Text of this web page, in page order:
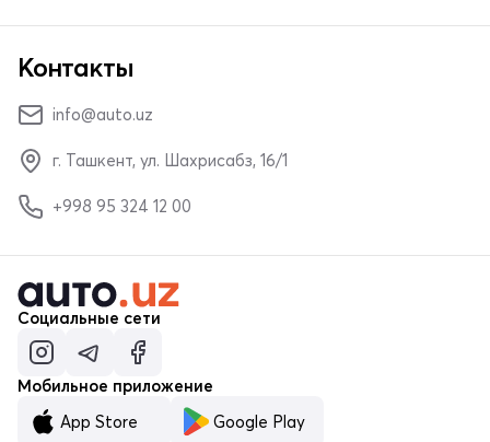
Контакты
info@auto.uz
г. Ташкент, ул. Шахрисабз, 16/1
+998 95 324 12 00
Социальные сети
Мобильное приложение
App Store
Google Play